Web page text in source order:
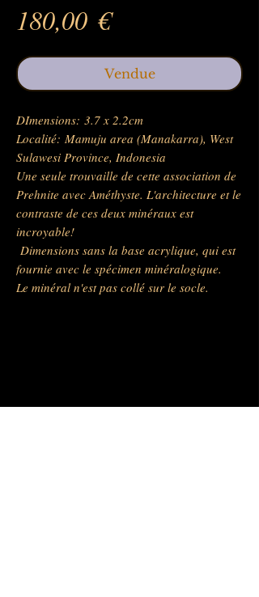
180,00 €Prix
Vendue
DImensions: 3.7 x 2.2cm
Localité: Mamuju area (Manakarra), West
Sulawesi Province, Indonesia
Une seule trouvaille de cette association de
Prehnite avec Améthyste. L'architecture et le
contraste de ces deux minéraux est
incroyable!
Dimensions sans la base acrylique, qui est
fournie avec le spécimen minéralogique.
Le minéral n'est pas collé sur le socle.